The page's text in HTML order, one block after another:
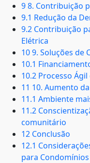
9 8. Contribuição
9.1 Redução da
9.2 Contribuição
Elétrica
10 9. Soluções de
10.1
10.2 Processo
11 10. Aumento
11.1 Ambiente
11.2
comunitário
12 Conclusão
12.1
para Condomínios